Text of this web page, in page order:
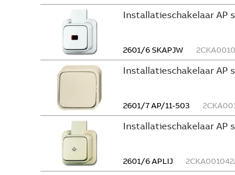
Installatieschakelaar AP
2601/6 SKAPJW
Installatieschakelaar AP
2601/7 AP/11-503
Installatieschakelaar AP
2601/6 APLIJ